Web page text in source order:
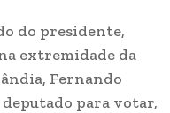
do presidente,
extremidade da
Fernando
deputado para votar,